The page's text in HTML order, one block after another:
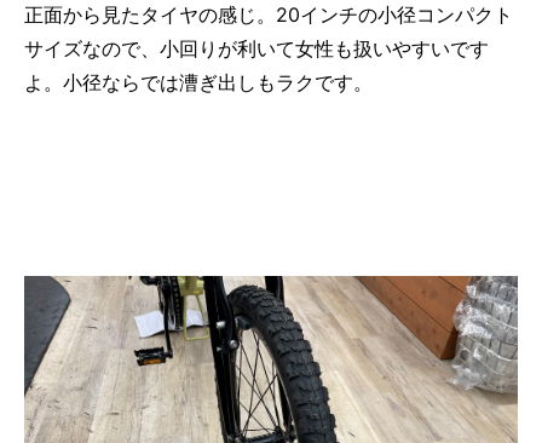
正面から見たタイヤの感じ。20インチの小径コンパクト
サイズなので、小回りが利いて女性も扱いやすいです
よ。小径ならでは漕ぎ出しもラクです。